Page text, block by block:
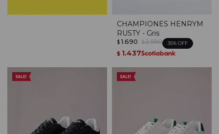
CHAMPIONES HENRYM
RUSTY - Gris
$ 1.690 $ 2.590 35
$ 1.437